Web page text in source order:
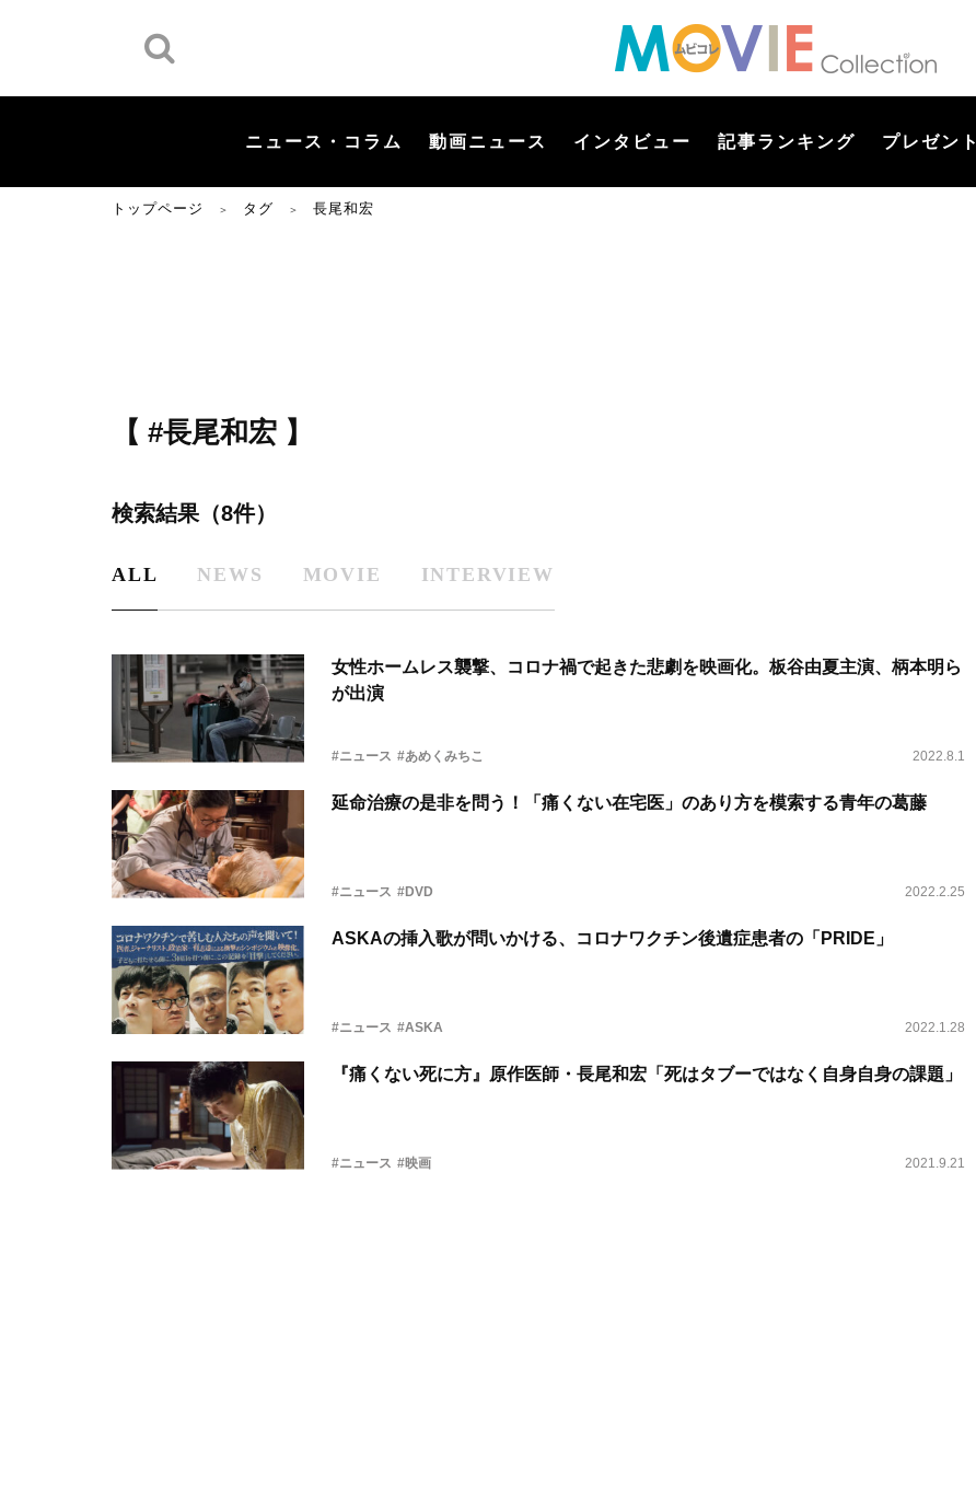
ニュース・コラム 動画ニュース インタビュー 記事ランキング プレゼント
トップページ ＞ タグ ＞ 長尾和宏
【 #長尾和宏 】
検索結果（8件）
ALL NEWS MOVIE INTERVIEW
女性ホームレス襲撃、コロナ禍で起きた悲劇を映画化。板谷由夏主演、柄本明ら
が出演
#ニュース #あめくみちこ 2022.8.1
延命治療の是非を問う！「痛くない在宅医」のあり方を模索する青年の葛藤
#ニュース #DVD 2022.2.25
ASKAの挿入歌が問いかける、コロナワクチン後遺症患者の「PRIDE」
#ニュース #ASKA 2022.1.28
『痛くない死に方』原作医師・長尾和宏「死はタブーではなく自身自身の課題」
#ニュース #映画 2021.9.21